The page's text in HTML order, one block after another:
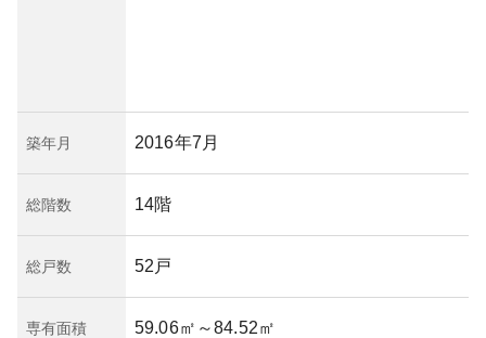
築年月 2016年7月
総階数 14階
総戸数 52戸
専有面積 59.06㎡ ～84.52㎡